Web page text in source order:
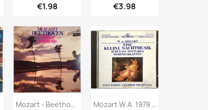
€1.98
Mozart - Beethoven 1970’s 832 019 PGY...
€3.98
Mozart W.A. 1978 HRC 053 Eine Kleine...